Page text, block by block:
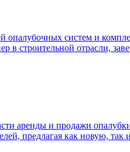
систем и
в строительной отрасли,
аренды и продажи
предлагая как новую, так